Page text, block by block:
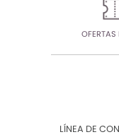
OFERTAS
LÍNEA DE